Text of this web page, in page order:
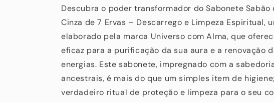
Descubra o poder transformador do Sabonete Sabão
Cinza de 7 Ervas – Descarrego e Limpeza Espiritual,
elaborado pela marca Universo com Alma, que
eficaz para a purificação da sua aura e a renovação
energias. Este sabonete, impregnado com a
ancestrais, é mais do que um simples item de
verdadeiro ritual de proteção e limpeza para o seu